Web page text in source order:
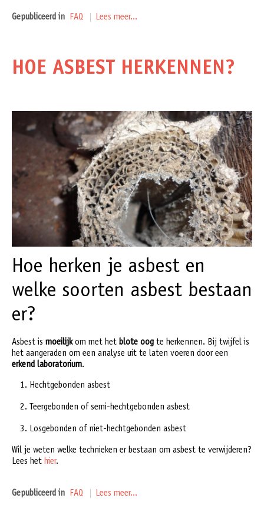
Gepubliceerd in FAQ Lees meer...
HOE ASBEST HERKENNEN?
Hoe herken je asbest en
welke soorten asbest bestaan
er?
Asbest is moeilijkom met het blote oog te herkennen. Bij twijfel is
het aangeraden om een analyse uit te laten voeren door een
erkend laboratorium.
Hechtgebonden asbest
Teergebonden of semi-hechtgebonden asbest
Losgebonden of niet-hechtgebonden asbest
Wil je weten welke technieken er bestaan om asbest te verwijderen?
Lees het hier.
Gepubliceerd in FAQ Lees meer...